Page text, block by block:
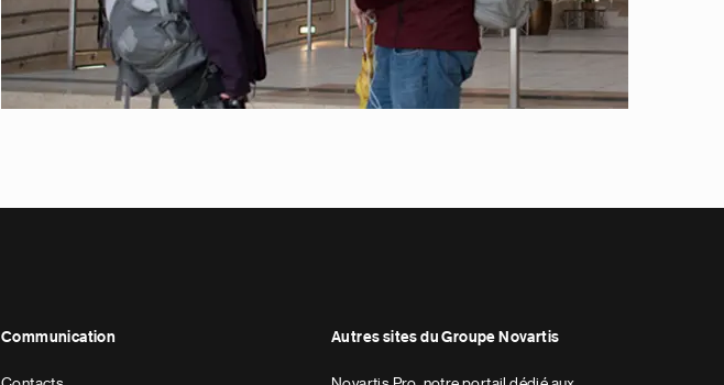
Communication Autres sites du Groupe Novartis